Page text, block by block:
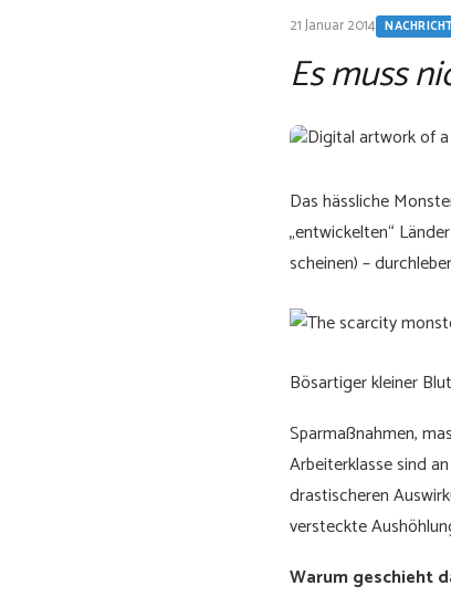
21 Januar 2014
Es muss
Das hässliche
„entwickelten“
scheinen) –
Bösartiger kleiner
Sparmaßnahmen,
Arbeiterklasse sind
drastischeren
versteckte
Warum geschieht